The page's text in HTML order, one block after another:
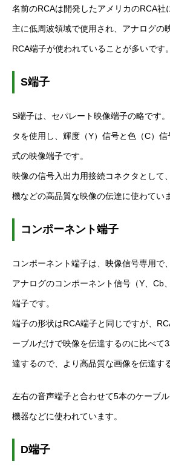
名前のRCAは開発したアメリカのRCA社
主に低周波領域で使用され、アナログの
RCA端子が使われていることが多いです。
S端子
S端子は、セパレート映像端子の略です。
タを使用し、輝度（Y）信号と色（C）
式の映像端子です。
映像の信号入出力用接続コネクタとして
機などの高品質な映像の伝達に使わてい
コンポーネント端子
コンポーネント端子は、映像信号専用で
アナログのコンポーネント信号（Y Cb
端子です。
端子の形状はRCA端子と同じですが、
ーブルだけで映像を伝達するのに比べて3
達するので、より高品質な画像を伝達す
左右の音声端子と合わせて5本のケーブ
機器などに使われています。
D端子